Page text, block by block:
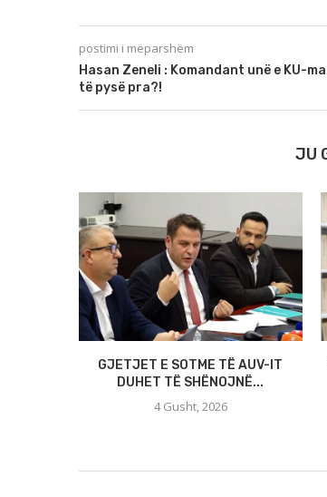
postimi i mëparshëm
Hasan Zeneli : Komandant unë e KU-
të pysë pra?!
JU
GJETJET E SOTME TË AUV-IT
DUHET TË SHËNOJNË...
4 Gusht, 2026